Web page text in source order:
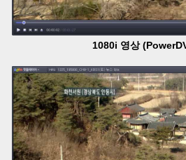
1080i 영상